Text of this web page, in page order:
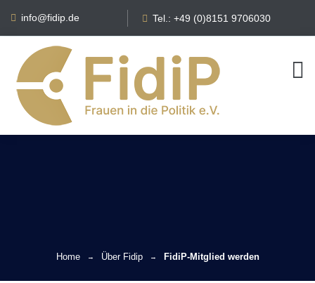
info@fidip.de Tel.: +49 (0)8151 9706030
Home Über Fidip FidiP-Mitglied werden